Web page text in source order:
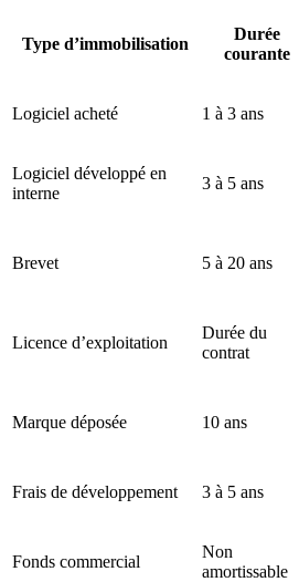
Type d’immobilisation
Durée
courante
Logiciel acheté 1 à 3 ans
Logiciel développé en
interne
3 à 5 ans
Brevet 5 à 20 ans
Licence d’exploitation
Durée du
contrat
Marque déposée 10 ans
Frais de développement 3 à 5 ans
Fonds commercial
Non
amortissable